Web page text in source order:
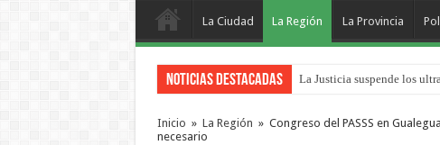
La Ciudad La Región La Provincia
Noticias Destacadas La Justicia suspende los
Inicio » La Región » Congreso del PASSS en
necesario